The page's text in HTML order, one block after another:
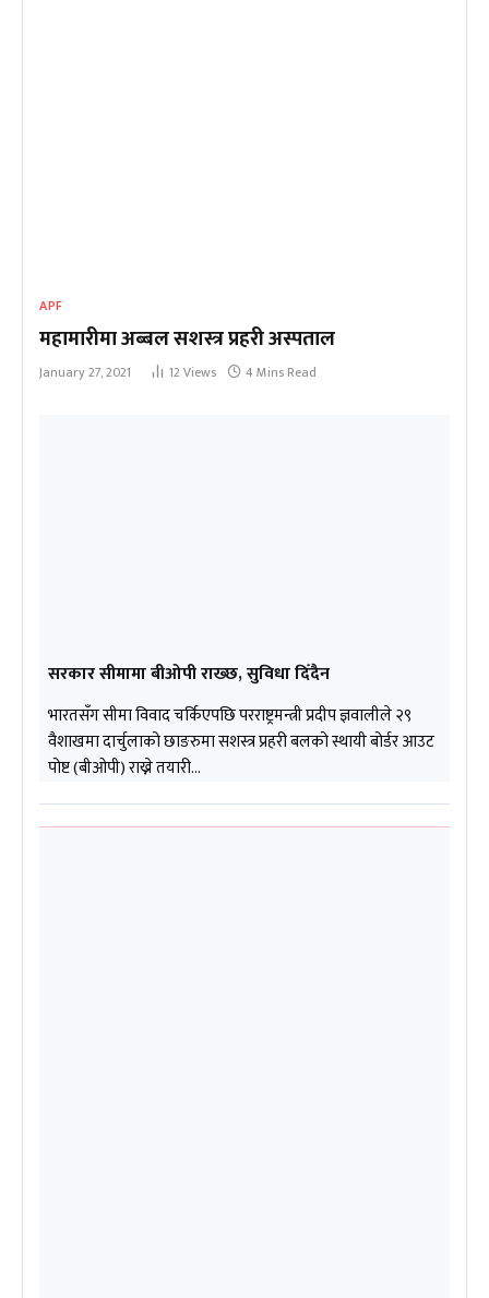
APF
महामारीमा अब्बल सशस्त्र प्रहरी अस्पताल
January 27, 2021 12 Views 4 Mins Read
सरकार सीमामा बीओपी राख्छ, सुविधा दिँदैन
भारतसँग सीमा विवाद चर्किएपछि परराष्ट्रमन्त्री प्रदीप ज्ञवालीले २९
वैशाखमा दार्चुलाको छाङरुमा सशस्त्र प्रहरी बलको स्थायी बोर्डर आउट
पोष्ट (बीओपी) राख्ने तयारी…